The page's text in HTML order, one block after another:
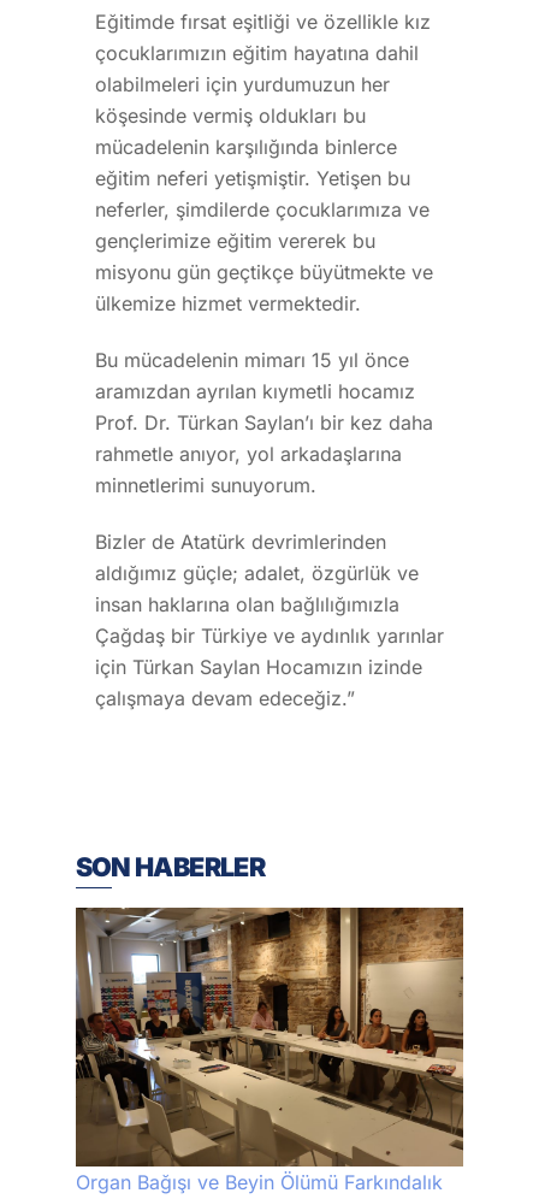
Eğitimde fırsat eşitliği ve özellikle kız
çocuklarımızın eğitim hayatına dahil
olabilmeleri için yurdumuzun her
köşesinde vermiş oldukları bu
mücadelenin karşılığında binlerce
eğitim neferi yetişmiştir. Yetişen bu
neferler, şimdilerde çocuklarımıza ve
gençlerimize eğitim vererek bu
misyonu gün geçtikçe büyütmekte ve
ülkemize hizmet vermektedir.
Bu mücadelenin mimarı 15 yıl önce
aramızdan ayrılan kıymetli hocamız
Prof. Dr. Türkan Saylan’ı bir kez daha
rahmetle anıyor, yol arkadaşlarına
minnetlerimi sunuyorum.
Bizler de Atatürk devrimlerinden
aldığımız güçle; adalet, özgürlük ve
insan haklarına olan bağlılığımızla
Çağdaş bir Türkiye ve aydınlık yarınlar
için Türkan Saylan Hocamızın izinde
çalışmaya devam edeceğiz.”
SON HABERLER
Organ Bağışı ve Beyin Ölümü Farkındalık